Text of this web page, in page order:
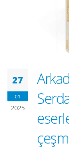
27
01
2025